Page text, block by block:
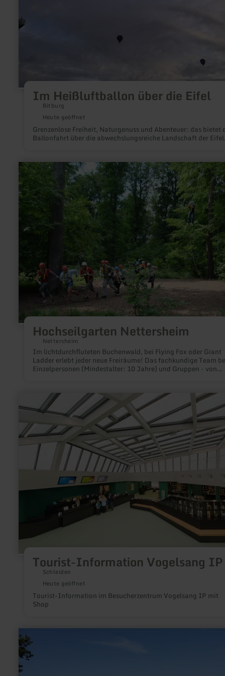
Im Heißluftballon über die Eifel
Bitburg
Heute geöffnet
Grenzenlose Freiheit, Naturgenuss und Abenteuer: das bietet
Ballonfahrt über die abwechslungsreiche Landschaft der
Hochseilgarten Nettersheim
Nettersheim
Im lichtdurchfluteten Buchenwald, bei Flying Fox oder Giant
Ladder erlebt jeder neue Freiräume! Das fachkundige Team
Einzelpersonen (Mindestalter: 10 Jahre) und Gruppen - von
mehr
erfahren
zu:
Hochseilgarten
Nettersheim
Tourist-Information Vogelsang IP
Schleiden
Heute geöffnet
Tourist-Information im Besucherzentrum Vogelsang IP mit
Shop
erfahren
zu:
Information
Vogelsang
erfahren
zu:
Aktiv
Gesund
Parcours